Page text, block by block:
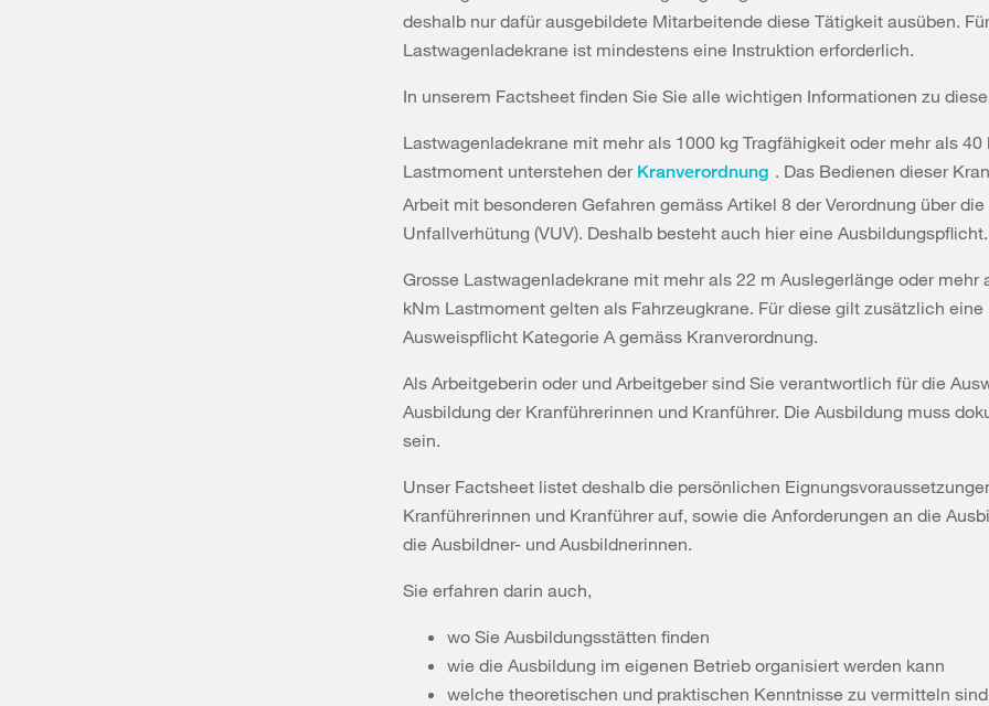
deshalb nur dafür ausgebildete Mitarbeitende diese Tätigkeit ausüben.
Lastwagenladekrane ist mindestens eine Instruktion erforderlich.
In unserem Factsheet finden Sie Sie alle wichtigen Informationen zu
Lastwagenladekrane mit mehr als 1000 kg Tragfähigkeit oder mehr als 40
Lastmoment unterstehen der Kranverordnung . Das Bedienen dieser
Arbeit mit besonderen Gefahren gemäss Artikel 8 der Verordnung über die
Unfallverhütung (VUV). Deshalb besteht auch hier eine Ausbildungspflicht.
Grosse Lastwagenladekrane mit mehr als 22 m Auslegerlänge oder mehr
kNm Lastmoment gelten als Fahrzeugkrane. Für diese gilt zusätzlich eine
Ausweispflicht Kategorie A gemäss Kranverordnung.
Als Arbeitgeberin oder und Arbeitgeber sind Sie verantwortlich für die
Ausbildung der Kranführerinnen und Kranführer. Die Ausbildung muss
sein.
Unser Factsheet listet deshalb die persönlichen
Kranführerinnen und Kranführer auf, sowie die Anforderungen an die
die Ausbildner- und Ausbildnerinnen.
Sie erfahren darin auch,
wo Sie Ausbildungsstätten finden
wie die Ausbildung im eigenen Betrieb organisiert werden kann
welche theoretischen und praktischen Kenntnisse zu vermitteln sind